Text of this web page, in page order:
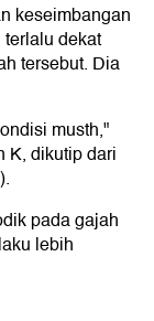
keseimbangan
dekat
tersebut. Dia
musth,"
K, dikutip dari
pada gajah
lebih